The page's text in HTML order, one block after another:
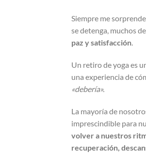
Siempre me
se detenga, muchos
paz y satisfacción.
Un retiro de yoga es
una experiencia de
«debería».
La mayoría de
imprescindible para
volver a nuestros
recuperación,